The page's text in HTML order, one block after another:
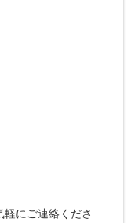
にご連絡くださ